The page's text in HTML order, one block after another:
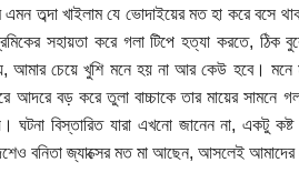
তব্দা খাইলাম যে ভোদাইয়ের মত হা করে বসে
সহায়তা করে গলা টিপে হত্যা করতে, ঠিক
আমার চেয়ে খুশি মনে হয় না আর কেউ হবে। মনে
বড় করে তুলা বাচ্চাকে তার মায়ের সামনে
ঘটনা বিস্তারিত যারা এখনো জানেন না,
বনিতা জ্যাক্সের মত মা আছেন, আসলেই আমাদের